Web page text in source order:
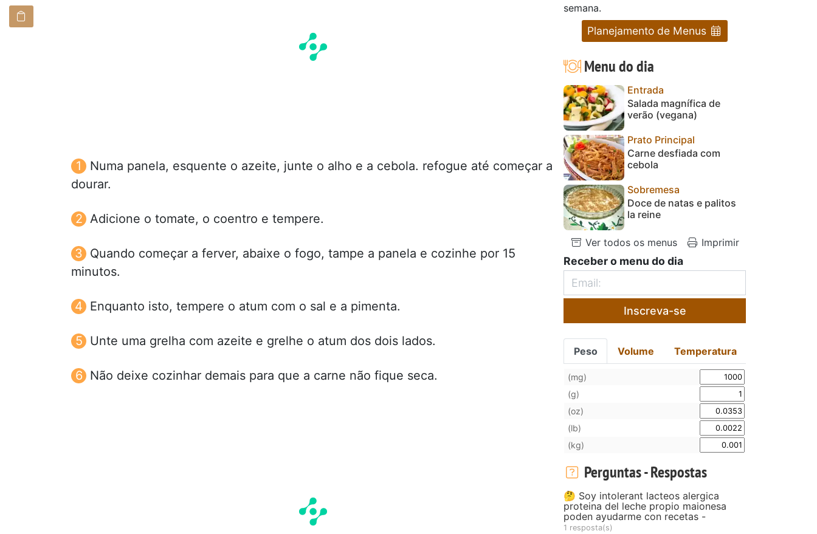
Numa panela, esquente o azeite, junte o alho e a cebola. refogue até começar a
dourar.
Adicione o tomate, o coentro e tempere.
Quando começar a ferver, abaixe o fogo, tampe a panela e cozinhe por 15
minutos.
Enquanto isto, tempere o atum com o sal e a pimenta.
Unte uma grelha com azeite e grelhe o atum dos dois lados.
Não deixe cozinhar demais para que a carne não fique seca.
semana.
Planejamento de Menus
Menu do dia
Entrada
Salada magnífica de
verão (vegana)
Prato Principal
Carne desfiada com
cebola
Sobremesa
Doce de natas e palitos
la reine
Ver todos os menus Imprimir
Receber o menu do dia
Inscreva-se
Peso Volume Temperatura
(mg)
(g)
(oz)
(lb)
(kg)
Perguntas - Respostas
🤔 Soy intolerant lacteos alergica
proteina del leche propio maionesa
poden ayudarme con recetas -
1 resposta(s)